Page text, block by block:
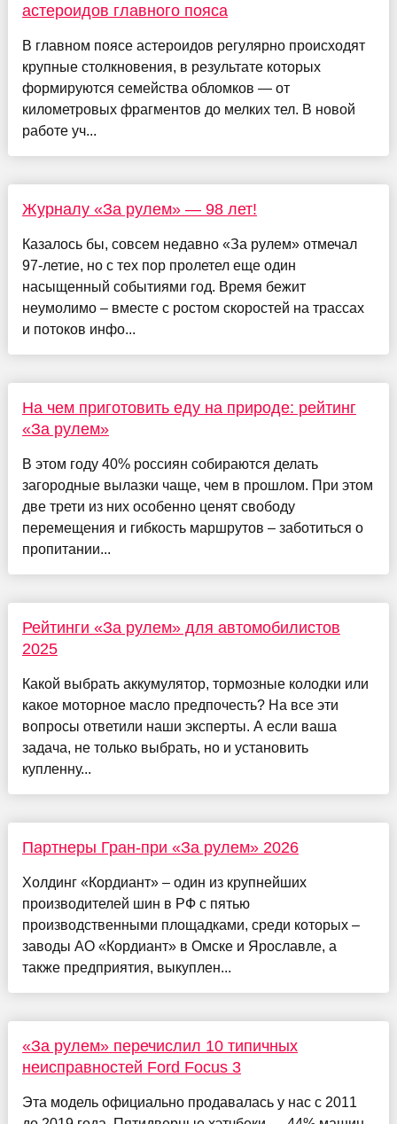
астероидов главного пояса
В главном поясе астероидов регулярно происходят
крупные столкновения, в результате которых
формируются семейства обломков — от
километровых фрагментов до мелких тел. В новой
работе уч...
Журналу «За рулем» — 98 лет!
Казалось бы, совсем недавно «За рулем» отмечал
97-летие, но с тех пор пролетел еще один
насыщенный событиями год. Время бежит
неумолимо – вместе с ростом скоростей на трассах
и потоков инфо...
На чем приготовить еду на природе: рейтинг
«За рулем»
В этом году 40% россиян собираются делать
загородные вылазки чаще, чем в прошлом. При этом
две трети из них особенно ценят свободу
перемещения и гибкость маршрутов – заботиться о
пропитании...
Рейтинги «За рулем» для автомобилистов
2025
Какой выбрать аккумулятор, тормозные колодки или
какое моторное масло предпочесть? На все эти
вопросы ответили наши эксперты. А если ваша
задача, не только выбрать, но и установить
купленну...
Партнеры Гран-при «За рулем» 2026
Холдинг «Кордиант» – один из крупнейших
производителей шин в РФ с пятью
производственными площадками, среди которых –
заводы АО «Кордиант» в Омске и Ярославле, а
также предприятия, выкуплен...
«За рулем» перечислил 10 типичных
неисправностей Ford Focus 3
Эта модель официально продавалась у нас с 2011